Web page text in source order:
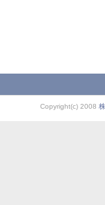
Copyright(c) 2008